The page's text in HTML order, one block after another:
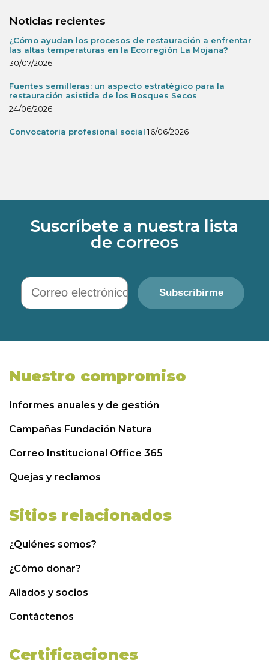
Noticias recientes
¿Cómo ayudan los procesos de restauración a enfrentar
las altas temperaturas en la Ecorregión La Mojana?
30/07/2026
Fuentes semilleras: un aspecto estratégico para la
restauración asistida de los Bosques Secos
24/06/2026
Convocatoria profesional social 16/06/2026
Suscríbete a nuestra lista
de correos
Correo electrónico
Subscribirme
Nuestro compromiso
Informes anuales y de gestión
Campañas Fundación Natura
Correo Institucional Office 365
Quejas y reclamos
Sitios relacionados
¿Quiénes somos?
¿Cómo donar?
Aliados y socios
Contáctenos
Certificaciones